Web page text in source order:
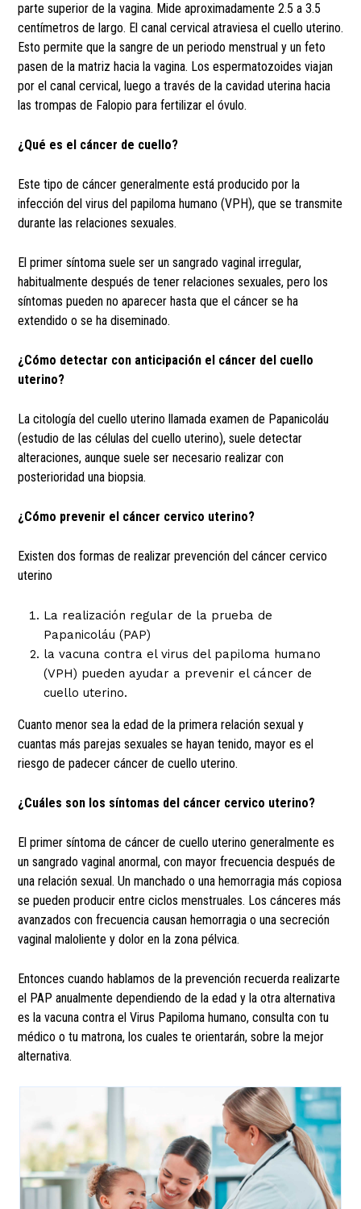
parte superior de la vagina. Mide aproximadamente 2.5 a 3.5
centímetros de largo. El canal cervical atraviesa el cuello uterino.
Esto permite que la sangre de un periodo menstrual y un feto
pasen de la matriz hacia la vagina. Los espermatozoides viajan
por el canal cervical, luego a través de la cavidad uterina hacia
las trompas de Falopio para fertilizar el óvulo.
¿Qué es el cáncer de cuello?
Este tipo de cáncer generalmente está producido por la
infección del virus del papiloma humano (VPH), que se transmite
durante las relaciones sexuales.
El primer síntoma suele ser un sangrado vaginal irregular,
habitualmente después de tener relaciones sexuales, pero los
síntomas pueden no aparecer hasta que el cáncer se ha
extendido o se ha diseminado.
¿Cómo detectar con anticipación el cáncer del cuello
uterino?
La citología del cuello uterino llamada examen de Papanicoláu
(estudio de las células del cuello uterino), suele detectar
alteraciones, aunque suele ser necesario realizar con
posterioridad una biopsia.
¿Cómo prevenir el cáncer cervico uterino?
Existen dos formas de realizar prevención del cáncer cervico
uterino
La realización regular de la prueba de
Papanicoláu (PAP)
la vacuna contra el virus del papiloma humano
(VPH) pueden ayudar a prevenir el cáncer de
cuello uterino.
Cuanto menor sea la edad de la primera relación sexual y
cuantas más parejas sexuales se hayan tenido, mayor es el
riesgo de padecer cáncer de cuello uterino.
¿Cuáles son los síntomas del cáncer cervico uterino?
El primer síntoma de cáncer de cuello uterino generalmente es
un sangrado vaginal anormal, con mayor frecuencia después de
una relación sexual. Un manchado o una hemorragia más copiosa
se pueden producir entre ciclos menstruales. Los cánceres más
avanzados con frecuencia causan hemorragia o una secreción
vaginal maloliente y dolor en la zona pélvica.
Entonces cuando hablamos de la prevención recuerda realizarte
el PAP anualmente dependiendo de la edad y la otra alternativa
es la vacuna contra el Virus Papiloma humano, consulta con tu
médico o tu matrona, los cuales te orientarán, sobre la mejor
alternativa.